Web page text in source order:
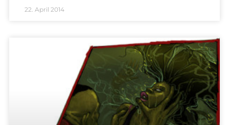
22. April 2014